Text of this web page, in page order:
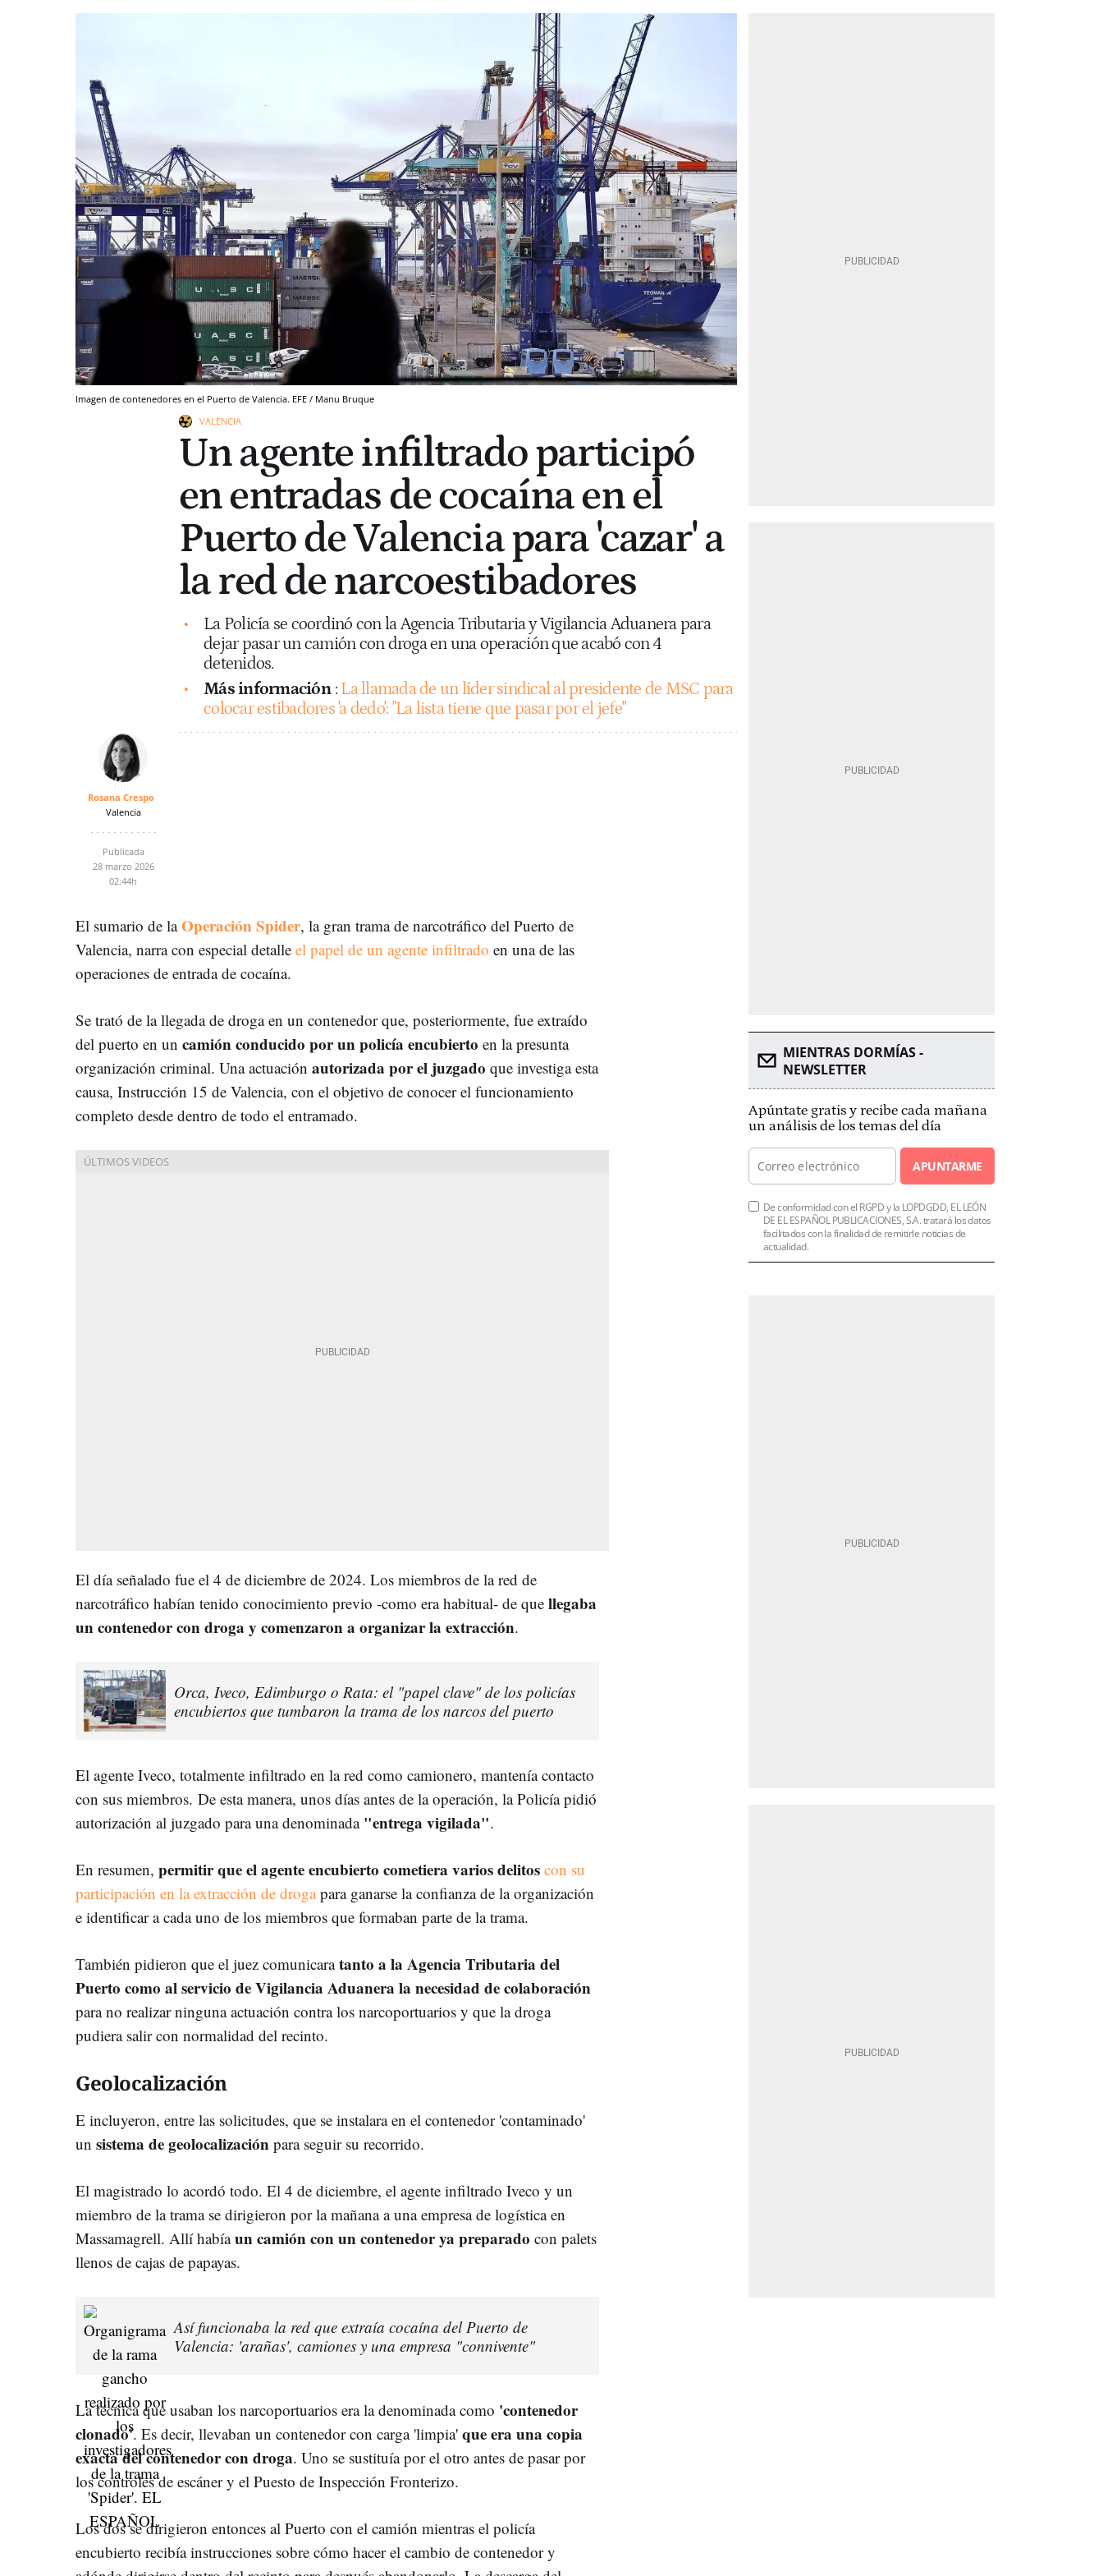
Imagen de contenedores en el Puerto de Valencia. EFE / Manu Bruque
VALENCIA
Un agente infiltrado participó
en entradas de cocaína en el
Puerto de Valencia para 'cazar' a
la red de narcoestibadores
La Policía se coordinó con la Agencia Tributaria y Vigilancia Aduanera para
dejar pasar un camión con droga en una operación que acabó con 4
detenidos.
Más información : La llamada de un líder sindical al presidente de MSC para
colocar estibadores 'a dedo': "La lista tiene que pasar por el jefe"
Rosana Crespo
Valencia
Publicada
28 marzo 2026
02:44h
El sumario de laOperación Spider, la gran trama de narcotráfico del Puerto de
Valencia, narra con especial detalle el papel de un agente infiltrado en una de las
operaciones de entrada de cocaína.
Se trató de la llegada de droga en un contenedor que, posteriormente, fue extraído
del puerto en un camión conducido por un policía encubierto en la presunta
organización criminal. Una actuación autorizada por el juzgado que investiga esta
causa, Instrucción 15 de Valencia, con el objetivo de conocer el funcionamiento
completo desde dentro de todo el entramado.
El día señalado fue el 4 de diciembre de 2024. Los miembros de la red de
narcotráfico habían tenido conocimiento previo -como era habitual- de que llegaba
un contenedor con droga y comenzaron a organizar la extracción.
Orca, Iveco, Edimburgo o Rata: el "papel clave" de los policías
encubiertos que tumbaron la trama de los narcos del puerto
El agente Iveco, totalmente infiltrado en la red como camionero, mantenía contacto
con sus miembros. De esta manera, unos días antes de la operación, la Policía pidió
autorización al juzgado para una denominada "entrega vigilada".
En resumen, permitir que el agente encubierto cometiera varios delitos con su
participación en la extracción de drogapara ganarse la confianza de la organización
e identificar a cada uno de los miembros que formaban parte de la trama.
También pidieron que el juez comunicaratanto a la Agencia Tributaria del
Puerto como al servicio de Vigilancia Aduanera la necesidad de colaboración
para no realizar ninguna actuación contra los narcoportuarios y que la droga
pudiera salir con normalidad del recinto.
Geolocalización
E incluyeron, entre las solicitudes, que se instalara en el contenedor 'contaminado'
un sistema de geolocalización para seguir su recorrido.
El magistrado lo acordó todo. El 4 de diciembre, el agente infiltrado Iveco y un
miembro de la trama se dirigieron por la mañana a una empresa de logística en
Massamagrell. Allí habíaun camión con un contenedor ya preparado con palets
llenos de cajas de papayas.
Así funcionaba la red que extraía cocaína del Puerto de
Valencia: 'arañas', camiones y una empresa "connivente"
La técnica que usaban los narcoportuarios era la denominada como 'contenedor
clonado'. Es decir, llevaban un contenedor con carga 'limpia' que era una copia
exacta del contenedor con droga. Uno se sustituía por el otro antes de pasar por
los controles de escáner y el Puesto de Inspección Fronterizo.
Los dos se dirigieron entonces al Puerto con el camión mientras el policía
encubierto recibía instrucciones sobre cómo hacer el cambio de contenedor y
MIENTRAS DORMÍAS -
NEWSLETTER
Apúntate gratis y recibe cada mañana
un análisis de los temas del día
APUNTARME
De conformidad con el RGPD y la LOPDGDD, EL LEÓN
DE EL ESPAÑOL PUBLICACIONES, S.A. tratará los datos
facilitados con la finalidad de remitirle noticias de
actualidad.